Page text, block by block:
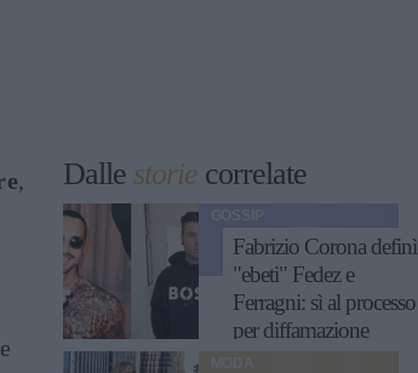
,
Dalle storie correlate
Fabrizio Corona definì
"ebeti" Fedez e
Ferragni: sì al processo
per diffamazione
MODA